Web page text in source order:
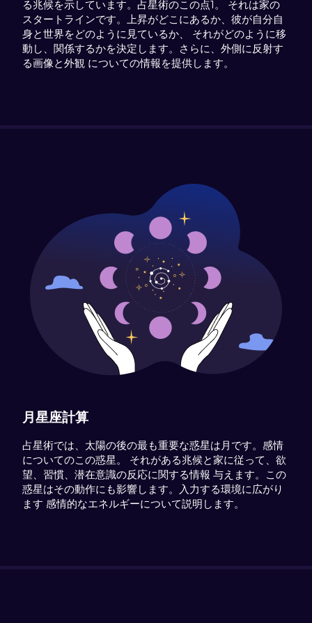
る兆候を示しています。占星術のこの点1。 それは家の
スタートラインです。上昇がどこにあるか、彼が自分自
身と世界をどのように見ているか、 それがどのように移
動し、関係するかを決定します。さらに、外側に反射す
る画像と外観 についての情報を提供します。
月星座計算
占星術では、太陽の後の最も重要な惑星は月です。感情
についてのこの惑星。 それがある兆候と家に従って、欲
望、習慣、潜在意識の反応に関する情報 与えます。この
惑星はその動作にも影響します。入力する環境に広がり
ます 感情的なエネルギーについて説明します。